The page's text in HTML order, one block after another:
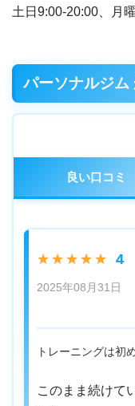
土日9:00-20:00、月
パーソナルジム
良い口コミ
★★★★★ 4
2025年08月31日
トレーニングは初
このまま続けて